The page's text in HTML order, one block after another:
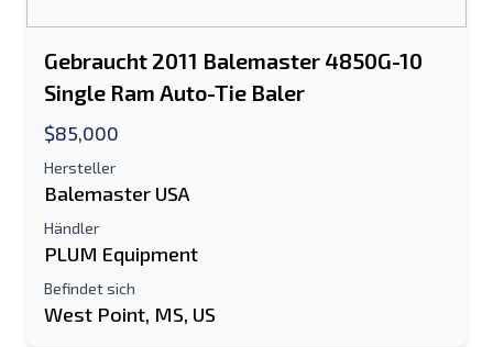
Gebraucht 2011 Balemaster 4850G-10
Single Ram Auto-Tie Baler
$85,000
Hersteller
Balemaster USA
Händler
PLUM Equipment
Befindet sich
West Point, MS, US